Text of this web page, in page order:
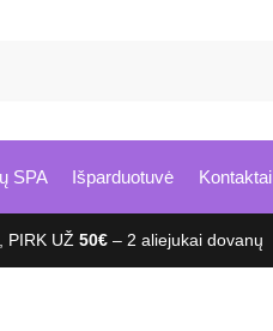
SPA Išparduotuvė Kontaktai
PIRK UŽ 50€ – 2 aliejukai dovanų